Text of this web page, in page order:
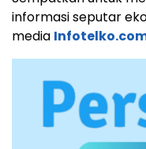
informasi seputar
media